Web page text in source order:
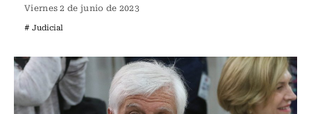
Viernes 2 de junio de 2023
# Judicial